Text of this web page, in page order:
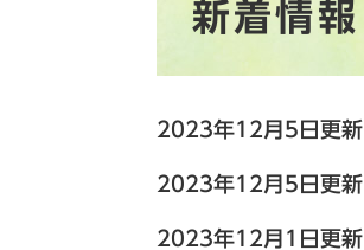
新着情報
2023年12月5日更新
2023年12月5日更新
2023年12月1日更新